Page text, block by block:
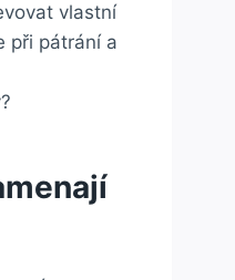
vlastní
při pátrání a